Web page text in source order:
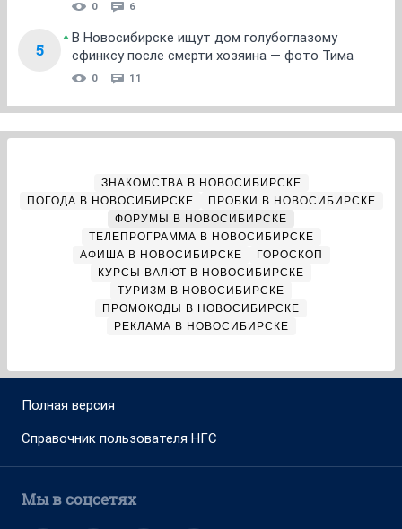
0 6
5
В Новосибирске ищут дом голубоглазому
сфинксу после смерти хозяина — фото Тима
0 11
ЗНАКОМСТВА В НОВОСИБИРСКЕ
ПОГОДА В НОВОСИБИРСКЕ
ПРОБКИ В НОВОСИБИРСКЕ
ФОРУМЫ В НОВОСИБИРСКЕ
ТЕЛЕПРОГРАММА В НОВОСИБИРСКЕ
АФИША В НОВОСИБИРСКЕ
ГОРОСКОП
КУРСЫ ВАЛЮТ В НОВОСИБИРСКЕ
ТУРИЗМ В НОВОСИБИРСКЕ
ПРОМОКОДЫ В НОВОСИБИРСКЕ
РЕКЛАМА В НОВОСИБИРСКЕ
Полная версия
Справочник пользователя НГС
Мы в соцсетях